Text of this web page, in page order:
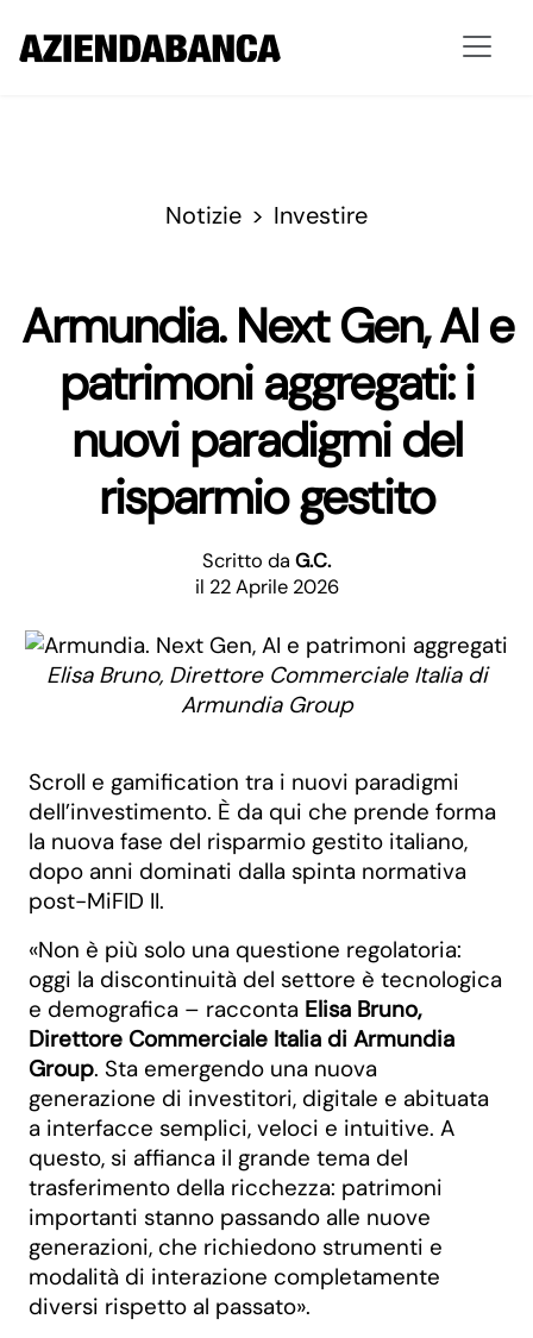
Notizie Investire
Armundia. Next Gen, AI e
patrimoni aggregati: i
nuovi paradigmi del
risparmio gestito
Scritto da G.C.
il 22 Aprile 2026
Elisa Bruno, Direttore Commerciale Italia di
Armundia Group
Scroll e gamification tra i nuovi paradigmi
dell’investimento. È da qui che prende forma
la nuova fase del risparmio gestito italiano,
dopo anni dominati dalla spinta normativa
post-MiFID II.
«Non è più solo una questione regolatoria:
oggi la discontinuità del settore è tecnologica
e demografica – racconta Elisa Bruno,
Direttore Commerciale Italia di Armundia
Group. Sta emergendo una nuova
generazione di investitori, digitale e abituata
a interfacce semplici, veloci e intuitive. A
questo, si affianca il grande tema del
trasferimento della ricchezza: patrimoni
importanti stanno passando alle nuove
generazioni, che richiedono strumenti e
modalità di interazione completamente
diversi rispetto al passato».